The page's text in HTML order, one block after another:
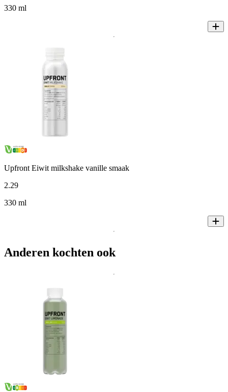
330 ml
Upfront Eiwit milkshake vanille smaak
2.29
330 ml
Anderen kochten ook